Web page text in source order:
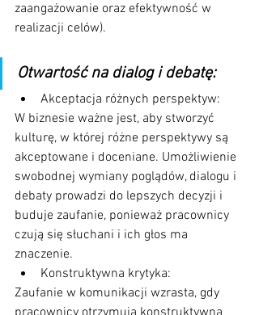
zaangażowanie oraz efektywność w
realizacji celów).
Otwartość na dialog i debatę:
Akceptacja różnych perspektyw:
W biznesie ważne jest, aby stworzyć
kulturę, w której różne perspektywy są
akceptowane i doceniane. Umożliwienie
swobodnej wymiany poglądów, dialogu i
debaty prowadzi do lepszych decyzji i
buduje zaufanie, ponieważ pracownicy
czują się słuchani i ich głos ma
znaczenie.
Konstruktywna krytyka:
Zaufanie w komunikacji wzrasta, gdy